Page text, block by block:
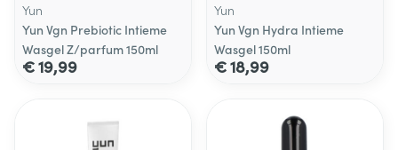
Yun
Yun Vgn Prebiotic Intieme
Wasgel Z/parfum 150ml
€ 19,99
Yun
Yun Vgn Hydra Intieme
Wasgel 150ml
€ 18,99